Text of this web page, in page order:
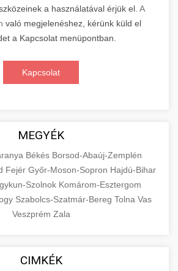
a használatával érjük el. A
való megjelenéshez, kérünk küld el
a Kapcsolat menüpontban.
Kapcsolat
MEGYÉK
Békés Borsod-Abaúj-Zemplén
Fejér Győr-Moson-Sopron Hajdú-Bihar
Szolnok Komárom-Esztergom
Szabolcs-Szatmár-Bereg Tolna Vas
Veszprém Zala
CIMKÉK